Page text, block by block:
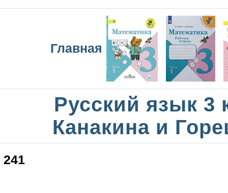
Главная
Русский язык 3
Канакина и
241